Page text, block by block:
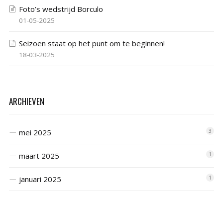
Foto’s wedstrijd Borculo
01-05-2025
Seizoen staat op het punt om te beginnen!
18-03-2025
ARCHIEVEN
mei 2025 3
maart 2025 1
januari 2025 1